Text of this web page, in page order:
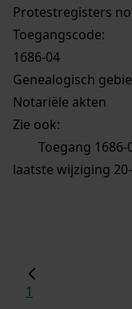
Protestregisters
Toegangscode:
1686-04
Genealogisch
Notariële akten
Zie ook:
Toegang 1686-
laatste wijziging
1